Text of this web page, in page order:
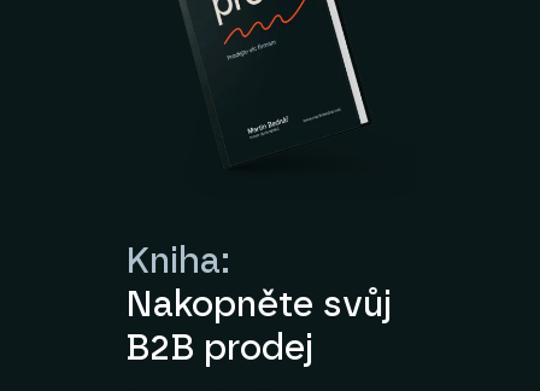
Kniha:
Nakopněte svůj
B2B prodej